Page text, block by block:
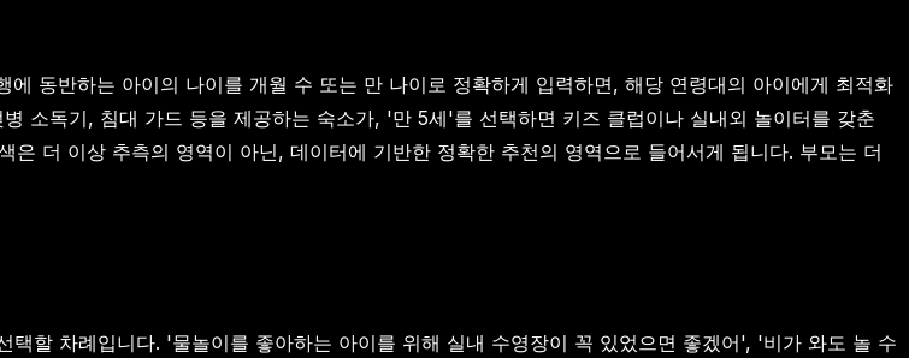
동반하는 아이의 나이를 개월 수 또는 만 나이로 정확하게 입력하면, 해당 연령대의 아이에게 최적화
소독기, 침대 가드 등을 제공하는 숙소가, '만 5세'를 선택하면 키즈 클럽이나 실내외 놀이터를 갖춘
은 더 이상 추측의 영역이 아닌, 데이터에 기반한 정확한 추천의 영역으로 들어서게 됩니다. 부모는 더
할 차례입니다. '물놀이를 좋아하는 아이를 위해 실내 수영장이 꼭 있었으면 좋겠어', '비가 와도 놀 수